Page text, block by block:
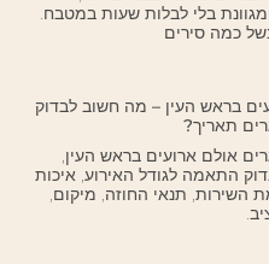
בלי לבלות שעות במטבח.
כמה סירים
בראש העין – מה חשוב לבדוק
תאריך?
אולם ארועים בראש העין,
התאמה לגודל האירוע, איכות
השירות, תנאי החוזה, מיקום,